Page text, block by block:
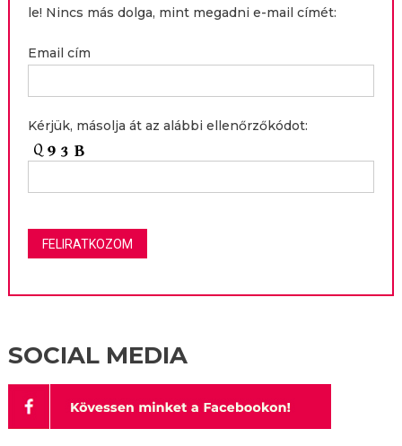
le! Nincs más dolga, mint megadni e-mail címét:
Email cím
Kérjük, másolja át az alábbi ellenőrzőkódot:
SOCIAL MEDIA